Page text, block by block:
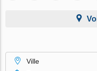
Ville